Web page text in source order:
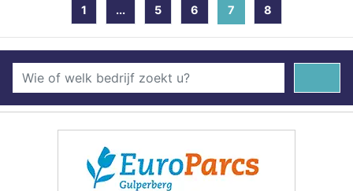
1 ... 5 6 7 (current)
8